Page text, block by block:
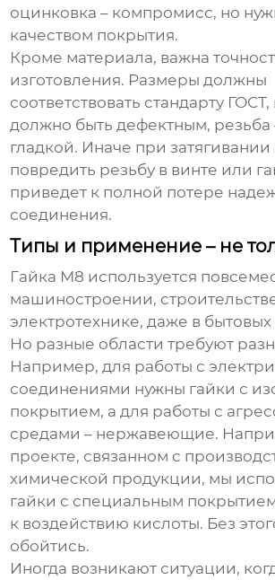
оцинковка – компромисс, но
качеством покрытия.
Кроме материала, важна
изготовления. Размеры должны
соответствовать стандарту
должно быть дефектным, резьба
гладкой. Иначе при
повредить резьбу в винте или
приведет к полной потере
соединения.
Типы и применение – не
Гайка M8 используется
машиностроении,
электротехнике, даже в бытовых
Но разные области требуют
Например, для работы с
соединениями нужны гайки с
покрытием, а для работы с
средами – нержавеющие.
проекте, связанном с
химической продукции, мы
гайки с специальным
к воздействию кислоты. Без
обойтись.
Иногда возникают ситуации,